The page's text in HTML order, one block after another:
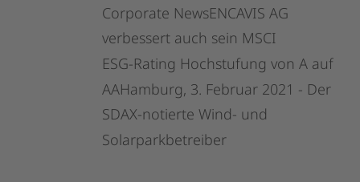
Corporate NewsENCAVIS AG
verbessert auch sein MSCI
ESG-Rating Hochstufung von A auf
AAHamburg, 3. Februar 2021 - Der
SDAX-notierte Wind- und
Solarparkbetreiber